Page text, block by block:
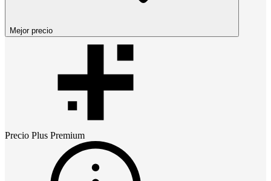
Mejor precio
Precio Plus Premium